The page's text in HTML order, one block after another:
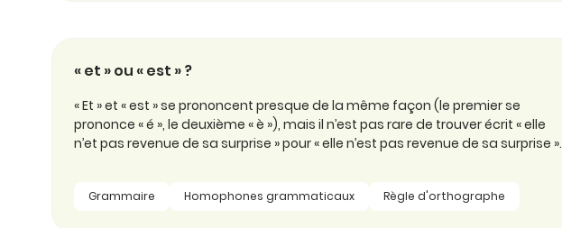
« et » ou « est » ?
« Et » et « est » se prononcent presque de la même façon (le premier se
prononce « é », le deuxième « è »), mais il n’est pas rare de trouver écrit « elle
n’et pas revenue de sa surprise » pour « elle n’est pas revenue de sa surprise ».
Grammaire Homophones grammaticaux Règle d'orthographe